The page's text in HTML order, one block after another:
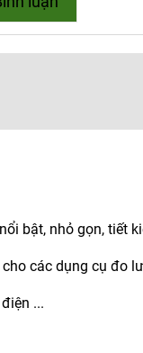
bật, nhỏ gọn, tiết
các dụng cụ đo
...